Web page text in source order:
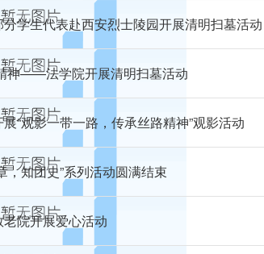
学生代表赴西安烈士陵园开展清明扫墓活动
神——法学院开展清明扫墓活动
“观影一带一路，传承丝路精神”观影活动
，知团史”系列活动圆满结束
院开展爱心活动